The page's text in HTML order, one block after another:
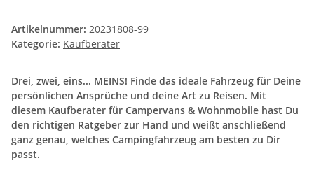
Artikelnummer: 20231808-99
Kategorie: Kaufberater
Drei, zwei, eins... MEINS! Finde das ideale Fahrzeug für Deine
persönlichen Ansprüche und deine Art zu Reisen. Mit
diesem Kaufberater für Campervans & Wohnmobile hast Du
den richtigen Ratgeber zur Hand und weißt anschließend
ganz genau, welches Campingfahrzeug am besten zu Dir
passt.